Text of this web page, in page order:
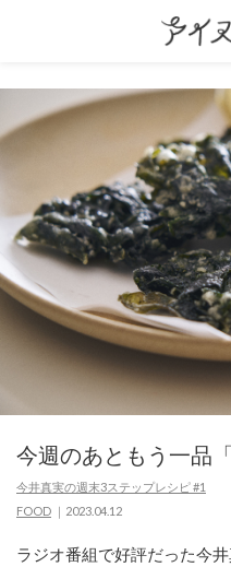
今週のあともう一品
今井真実の週末3ステップレシピ #1
FOOD
2023.04.12
ラジオ番組で好評だった今